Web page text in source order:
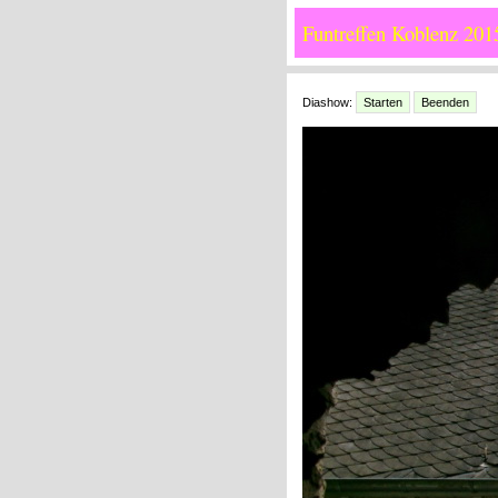
Funtreffen Koblenz
Diashow: Starten Beenden